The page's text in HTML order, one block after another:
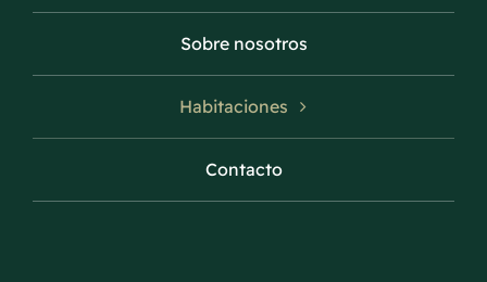
Sobre nosotros
Habitaciones
Contacto